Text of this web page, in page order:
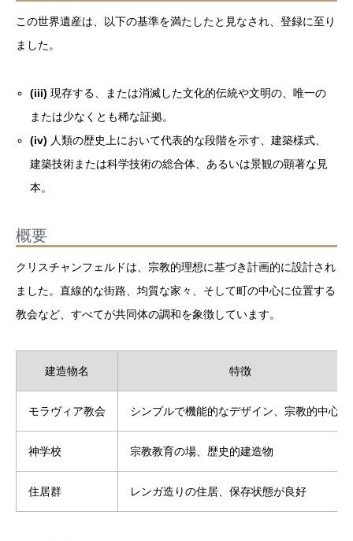
この世界遺産は、以下の基準を満たしたと見なされ、登録に至り
ました。
(iii) 現存する、または消滅した文化的伝統や文明の、唯一の
または少なくとも稀な証拠。
(iv) 人類の歴史上において代表的な段階を示す、建築様式、
建築技術または科学技術の総合体、あるいは景観の顕著な見
本。
概要
クリスチャンフェルドは、宗教的理想に基づき計画的に設計され
ました。直線的な街路、均質な家々、そして町の中心に位置する
教会など、すべてが共同体の調和を象徴しています。
建造物名 特徴
モラヴィア教会 シンプルで機能的なデザイン、宗教的中心地
神学校 宗教教育の場、歴史的建造物
住居群 レンガ造りの住居、保存状態が良好